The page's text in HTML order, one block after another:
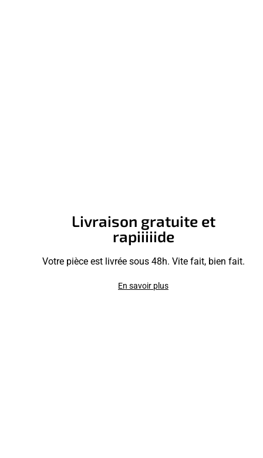
Livraison gratuite et
rapiiiiide
Votre pièce est livrée sous 48h. Vite fait, bien fait.
En savoir plus